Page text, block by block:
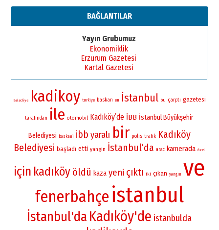
BAĞLANTILAR
Yayın Grubumuz
Ekonomiklik
Erzurum Gazetesi
Kartal Gazetesi
Belediye kadikoy turkiye baskan en İstanbul bu çarptı gazetesi
tarafından ile otomobil Kadıköy’de İBB İstanbul Büyükşehir
Belediyesi baskani ibb yaralı bir polis trafik Kadıköy
Belediyesi başladı etti yangin İstanbul’da arac kamerada özel
için kadıköy öldü kaza yeni çıktı iki çıkan yangın ve
fenerbahçe istanbul
İstanbul'da Kadıköy'de istanbulda